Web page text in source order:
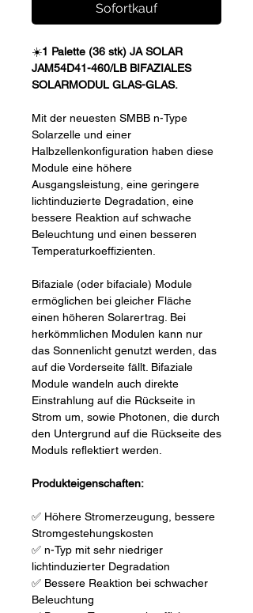
Sofortkauf
☀️1 Palette (36 stk) JA SOLAR
JAM54D41-460/LB BIFAZIALES
SOLARMODUL GLAS-GLAS.
Mit der neuesten SMBB n-Type
Solarzelle und einer
Halbzellenkonfiguration haben diese
Module eine höhere
Ausgangsleistung, eine geringere
lichtinduzierte Degradation, eine
bessere Reaktion auf schwache
Beleuchtung und einen besseren
Temperaturkoeffizienten.
Bifaziale (oder bifaciale) Module
ermöglichen bei gleicher Fläche
einen höheren Solarertrag. Bei
herkömmlichen Modulen kann nur
das Sonnenlicht genutzt werden, das
auf die Vorderseite fällt. Bifaziale
Module wandeln auch direkte
Einstrahlung auf die Rückseite in
Strom um, sowie Photonen, die durch
den Untergrund auf die Rückseite des
Moduls reflektiert werden.
Produkteigenschaften:
✅ Höhere Stromerzeugung, bessere
Stromgestehungskosten
✅ n-Typ mit sehr niedriger
lichtinduzierter Degradation
✅ Bessere Reaktion bei schwacher
Beleuchtung